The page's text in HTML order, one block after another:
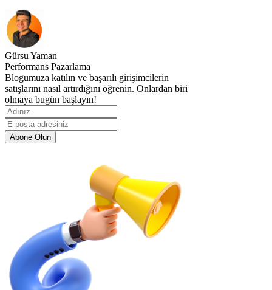
Gürsu Yaman
Performans Pazarlama
Blogumuza katılın ve başarılı girişimcilerin
satışlarını nasıl artırdığını öğrenin. Onlardan biri
olmaya bugün başlayın!
Abone Olun